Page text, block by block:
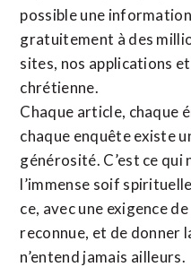
possible une
gratuitement à des
sites, nos applications
chrétienne.
Chaque article, chaque
chaque enquête existe
générosité. C’est ce
l’immense soif
ce, avec une exigence
reconnue, et de donner
n’entend jamais ailleurs.